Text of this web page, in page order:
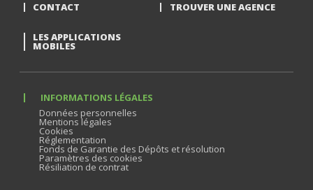
CONTACT TROUVER UNE AGENCE
LES APPLICATIONS
MOBILES
INFORMATIONS LÉGALES
Données personnelles
Mentions légales
Cookies
Réglementation
Fonds de Garantie des Dépôts et résolution
Paramètres des cookies
Résiliation de contrat